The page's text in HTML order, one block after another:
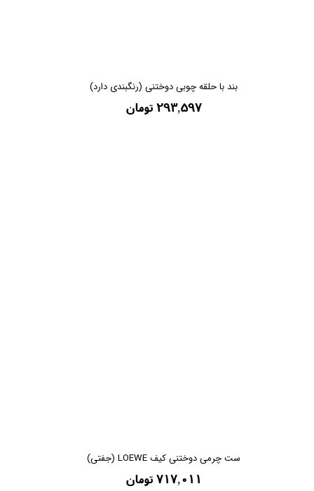
بند با حلقه چوبی دوختنی (رنگبندی دارد)
۲۹۳,۵۹۷ تومان
ست چرمی دوختنی کیف LOEWE (جفتی)
۷۱۷,۰۱۱ تومان